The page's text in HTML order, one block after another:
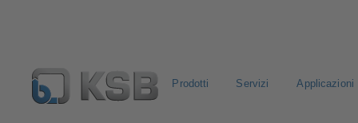
Prodotti Servizi Applicazioni